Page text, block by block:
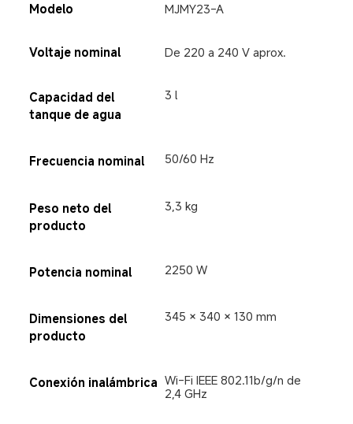
Modelo MJMY23-A
Voltaje nominal De 220 a 240 V aprox.
Capacidad del
tanque de agua
3 l
Frecuencia nominal 50/60 Hz
Peso neto del
producto
3,3 kg
Potencia nominal 2250 W
Dimensiones del
producto
345 × 340 × 130 mm
Conexión inalámbrica Wi-Fi IEEE 802.11b/g/n de
2,4 GHz